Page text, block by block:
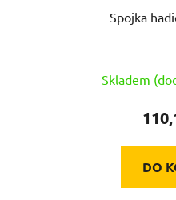
Spojka
Skladem
DO